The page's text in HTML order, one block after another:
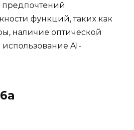
предпочтений
функций, таких как
наличие оптической
AI-